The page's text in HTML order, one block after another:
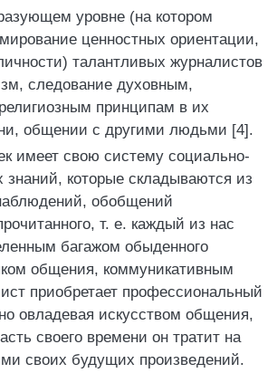
уровне (на котором
ценностных ориентации,
талантливых журналистов
следование духовным,
принципам в их
общении с другими людьми [4].
имеет свою систему социально-
знаний, которые складываются из
обобщений
т. е. каждый из нас
багажом обыденного
общения, коммуникативным
приобретает профессиональный
овладевая искусством общения,
своего времени он тратит на
своих будущих произведений.